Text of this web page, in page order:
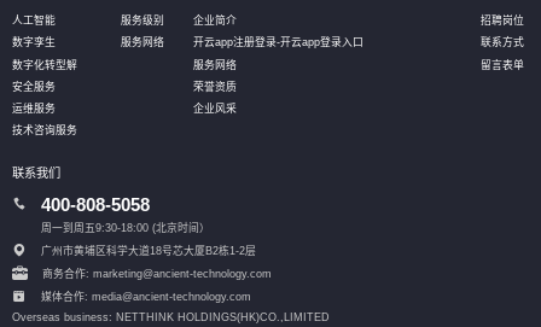
人工智能
数字孪生
数字化转型解
安全服务
运维服务
技术咨询服务
服务级别
服务网络
企业简介
开云app注册登录-开云app登录入口
服务网络
荣誉资质
企业风采
招聘岗位
联系方式
留言表单
联系我们
400-808-5058
周一到周五9:30-18:00 (北京时间）
广州市黄埔区科学大道18号芯大厦B2栋1-2层
商务合作: marketing@ancient-technology.com
媒体合作: media@ancient-technology.com
Overseas business: NETTHINK HOLDINGS(HK)CO.,LIMITED